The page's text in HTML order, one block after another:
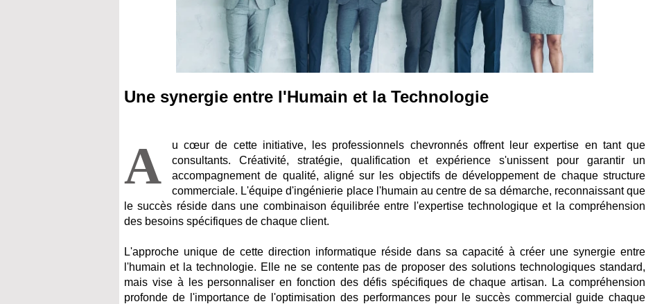
Une synergie entre l'Humain et la Technologie
A
u cœur de cette initiative, les professionnels chevronnés offrent leur expertise en tant que
consultants. Créativité, stratégie, qualification et expérience s'unissent pour garantir un
accompagnement de qualité, aligné sur les objectifs de développement de chaque structure
commerciale. L'équipe d'ingénierie place l'humain au centre de sa démarche, reconnaissant que
le succès réside dans une combinaison équilibrée entre l'expertise technologique et la compréhension
des besoins spécifiques de chaque client.
L'approche unique de cette direction informatique réside dans sa capacité à créer une synergie entre
l'humain et la technologie. Elle ne se contente pas de proposer des solutions technologiques standard,
mais vise à les personnaliser en fonction des défis spécifiques de chaque artisan. La compréhension
profonde de l'importance de l'optimisation des performances pour le succès commercial guide chaque